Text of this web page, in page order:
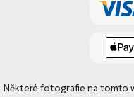
Některé fotografie na tomto